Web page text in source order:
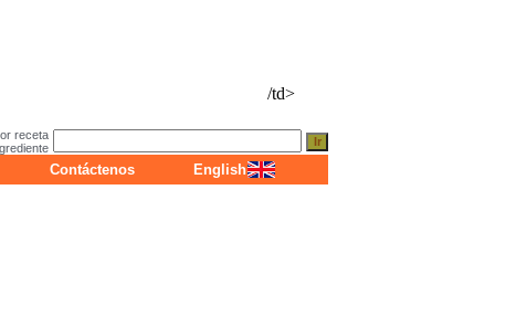
/td>
receta
Contáctenos English